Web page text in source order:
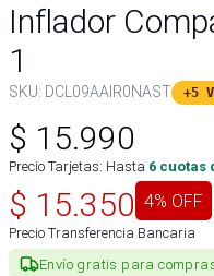
Inflador
1
SKU: DCL09AAIR0NAST +5
$ 15.990
Precio Tarjetas: Hasta 6 cuotas
$ 15.350 4% OFF
Precio Transferencia Bancaria
Envío gratis para